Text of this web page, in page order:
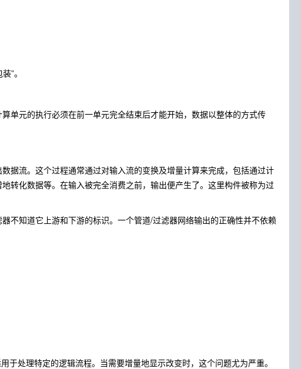
”。
单元的执行必须在前一单元完全结束后才能开始，数据以整体的方式传
据流。这个过程通常通过对输入流的变换及增量计算来完成，包括通过计
转化数据等。在输入被完全消费之前，输出便产生了。这里构件被称为过
不知道它上游和下游的标识。一个管道/过滤器网络输出的正确性并不依赖
处理特定的逻辑流程。当需要增量地显示改变时，这个问题尤为严重。